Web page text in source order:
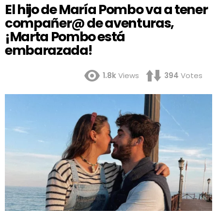
El hijo de María Pombo va a tener
compañer@ de aventuras,
¡Marta Pombo está
embarazada!
1.8kViews 394 Votes